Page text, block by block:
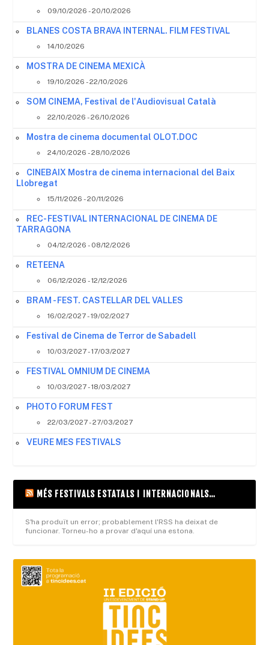
09/10/2026 - 20/10/2026
BLANES COSTA BRAVA INTERNAL. FILM FESTIVAL
14/10/2026
MOSTRA DE CINEMA MEXICÀ
19/10/2026 - 22/10/2026
SOM CINEMA, Festival de l'Audiovisual Català
22/10/2026 - 26/10/2026
Mostra de cinema documental OLOT.DOC
24/10/2026 - 28/10/2026
CINEBAIX Mostra de cinema internacional del Baix
Llobregat
15/11/2026 - 20/11/2026
REC- FESTIVAL INTERNACIONAL DE CINEMA DE
TARRAGONA
04/12/2026 - 08/12/2026
RETEENA
06/12/2026 - 12/12/2026
BRAM - FEST. CASTELLAR DEL VALLES
16/02/2027 - 19/02/2027
Festival de Cinema de Terror de Sabadell
10/03/2027 - 17/03/2027
FESTIVAL OMNIUM DE CINEMA
10/03/2027 - 18/03/2027
PHOTO FORUM FEST
22/03/2027 - 27/03/2027
VEURE MES FESTIVALS
MÉS FESTIVALS ESTATALS I INTERNACIONALS…
S'ha produït un error; probablement l'RSS ha deixat de
funcionar. Torneu-ho a provar d'aquí una estona.